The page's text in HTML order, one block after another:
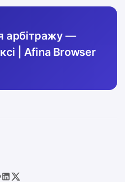
арбітражу —
| Afina Browser